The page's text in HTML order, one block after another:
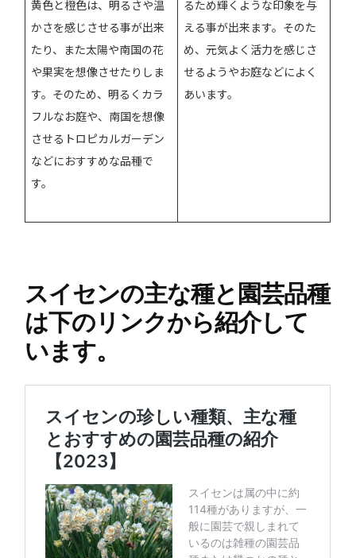
黄色と橙色は、明るさや温
かさを感じさせる事が出来
たり、また太陽や南国の花
や果実を想像させたりしま
す。そのため、明るくカラ
フルなお庭や、南国を想像
させるトロピカルガーデン
などにおすすめな品種で
す。
るため輝くような印象を与
える事が出来ます。そのた
め、元気よく活力を感じさ
せるようやお庭などによく
あいます。
スイセンの主な種と園芸品種
は下のリンクから紹介して
います。